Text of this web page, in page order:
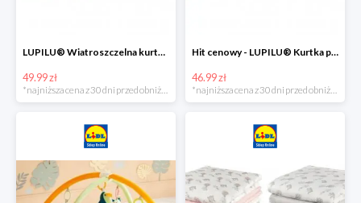
LUPILU® Wiatroszczelna kurtka dziecięca softshell, 1 sztuka
49.99 zł
Hit cenowy - LUPILU® Kurtka przeciwdeszczowa dziewczęca, 1 sztuka
46.99 zł